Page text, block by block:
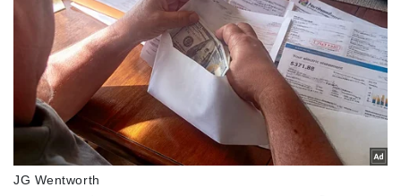
Sức khỏe
Dinh dưỡng - món ngon
Cây thuốc
Sản phụ khoa
Nhi khoa
Nam khoa
Đời sống
Nhà đẹp
Tình yêu - Gia đình